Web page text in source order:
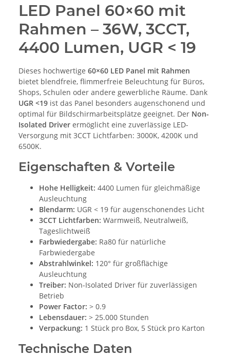
LED Panel 60×60 mit
Rahmen – 36W, 3CCT,
4400 Lumen, UGR < 19
Dieses hochwertige 60×60 LED Panel mit Rahmen
bietet blendfreie, flimmerfreie Beleuchtung für Büros,
Shops, Schulen oder andere gewerbliche Räume. Dank
UGR <19 ist das Panel besonders augenschonend und
optimal für Bildschirmarbeitsplätze geeignet. Der Non-
Isolated Driver ermöglicht eine zuverlässige LED-
Versorgung mit 3CCT Lichtfarben: 3000K, 4200K und
6500K.
Eigenschaften & Vorteile
Hohe Helligkeit: 4400 Lumen für gleichmäßige
Ausleuchtung
Blendarm: UGR < 19 für augenschonendes Licht
3CCT Lichtfarben: Warmweiß, Neutralweiß,
Tageslichtweiß
Farbwiedergabe: Ra80 für natürliche
Farbwiedergabe
Abstrahlwinkel: 120° für großflächige
Ausleuchtung
Treiber: Non-Isolated Driver für zuverlässigen
Betrieb
Power Factor: > 0.9
Lebensdauer: > 25.000 Stunden
Verpackung: 1 Stück pro Box, 5 Stück pro Karton
Technische Daten